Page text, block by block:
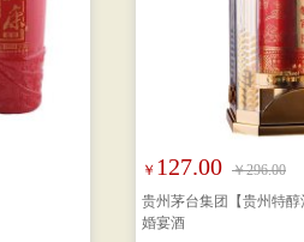
￥ 127.00 ￥296.00
贵州茅台集团【贵州特醇
婚宴酒